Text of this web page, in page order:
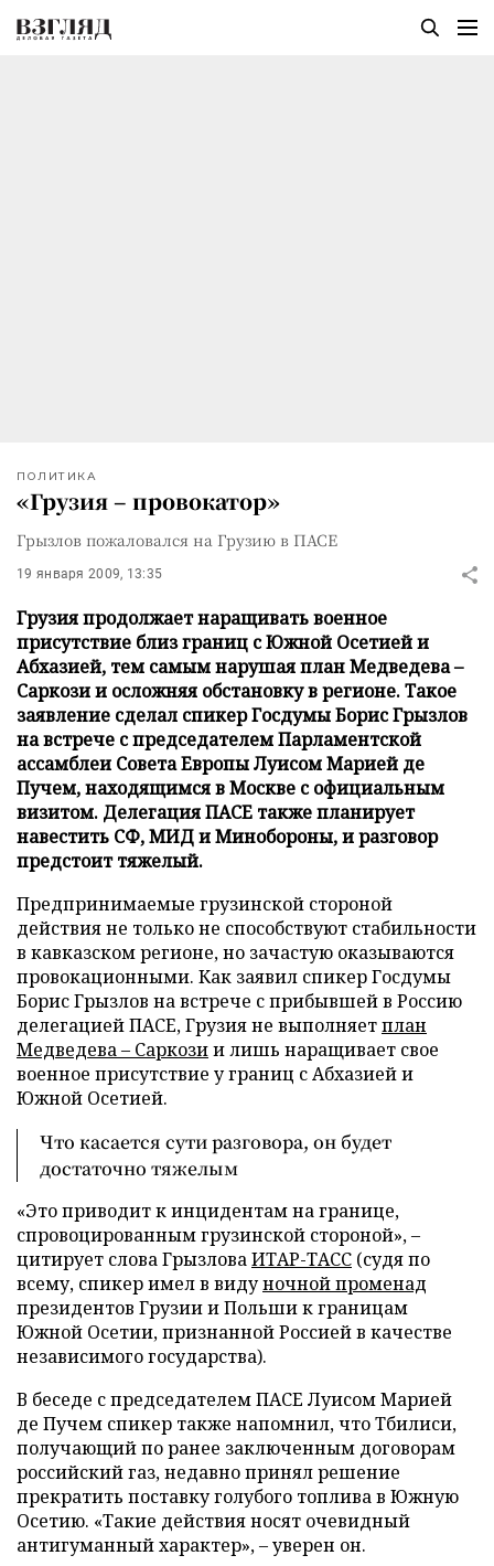
ПОЛИТИКА
«Грузия – провокатор»
Грызлов пожаловался на Грузию в ПАСЕ
19 января 2009, 13:35
Грузия продолжает наращивать военное
присутствие близ границ с Южной Осетией и
Абхазией, тем самым нарушая план Медведева –
Саркози и осложняя обстановку в регионе. Такое
заявление сделал спикер Госдумы Борис Грызлов
на встрече с председателем Парламентской
ассамблеи Совета Европы Луисом Марией де
Пучем, находящимся в Москве с официальным
визитом. Делегация ПАСЕ также планирует
навестить СФ, МИД и Минобороны, и разговор
предстоит тяжелый.
Предпринимаемые грузинской стороной
действия не только не способствуют стабильности
в кавказском регионе, но зачастую оказываются
провокационными. Как заявил спикер Госдумы
Борис Грызлов на встрече с прибывшей в Россию
делегацией ПАСЕ, Грузия не выполняетплан
Медведева – Саркозии лишь наращивает свое
военное присутствие у границ с Абхазией и
Южной Осетией.
Что касается сути разговора, он будет
достаточно тяжелым
«Это приводит к инцидентам на границе,
спровоцированным грузинской стороной», –
цитирует слова ГрызловаИТАР-ТАСС (судя по
всему, спикер имел в видуночной променад
президентов Грузии и Польши к границам
Южной Осетии, признанной Россией в качестве
независимого государства).
В беседе с председателем ПАСЕ Луисом Марией
де Пучем спикер также напомнил, что Тбилиси,
получающий по ранее заключенным договорам
российский газ, недавно принял решение
прекратить поставку голубого топлива в Южную
Осетию. «Такие действия носят очевидный
антигуманный характер», – уверен он.